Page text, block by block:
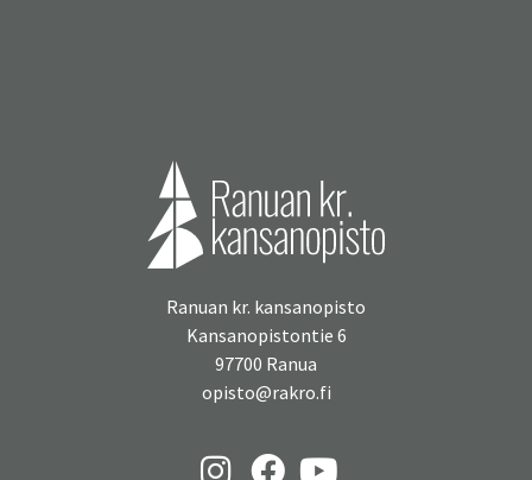
Ranuan kr. kansanopisto
Kansanopistontie 6
97700 Ranua
opisto@rakro.fi